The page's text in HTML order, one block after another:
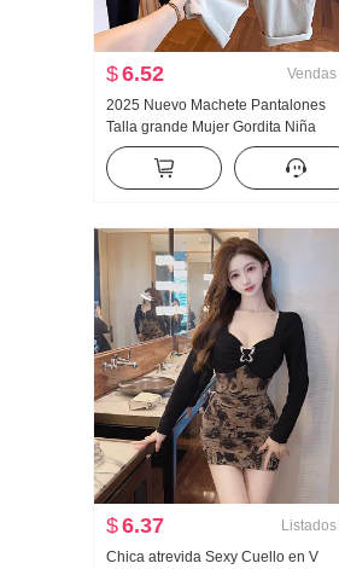
$6.52 Vendas
2025 Nuevo Machete Pantalones
Talla grande Mujer Gordita Niña
Adelgazante Pera Tipo Figura Talle
alto Holgado Pantalones de pierna
ancha Casual Hoz Pantalones
$6.37 Listados
Chica atrevida Sexy Cuello en V